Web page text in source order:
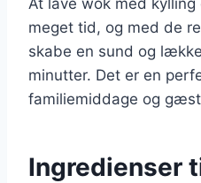
meget tid, og med de
skabe en sund og
minutter. Det er en
familiemiddage og
Ingredienser